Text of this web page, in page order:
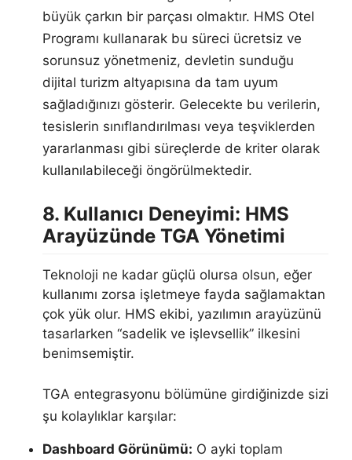
büyük çarkın bir parçası olmaktır. HMS Otel
Programı kullanarak bu süreci ücretsiz ve
sorunsuz yönetmeniz, devletin sunduğu
dijital turizm altyapısına da tam uyum
sağladığınızı gösterir. Gelecekte bu verilerin,
tesislerin sınıflandırılması veya teşviklerden
yararlanması gibi süreçlerde de kriter olarak
kullanılabileceği öngörülmektedir.
8. Kullanıcı Deneyimi: HMS
Arayüzünde TGA Yönetimi
Teknoloji ne kadar güçlü olursa olsun, eğer
kullanımı zorsa işletmeye fayda sağlamaktan
çok yük olur. HMS ekibi, yazılımın arayüzünü
tasarlarken “sadelik ve işlevsellik” ilkesini
benimsemiştir.
TGA entegrasyonu bölümüne girdiğinizde sizi
şu kolaylıklar karşılar:
Dashboard Görünümü: O ayki toplam